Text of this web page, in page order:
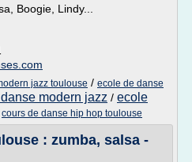
Boogie, Lindy...
jazz toulouse / ecole de danse
modern jazz / ecole
cours de danse hip hop toulouse
: zumba, salsa -